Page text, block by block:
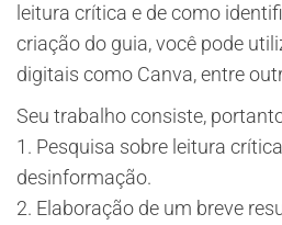
leitura crítica e de como
criação do guia, você pode
digitais como Canva, entre
Seu trabalho consiste,
1. Pesquisa sobre leitura
desinformação.
2. Elaboração de um breve